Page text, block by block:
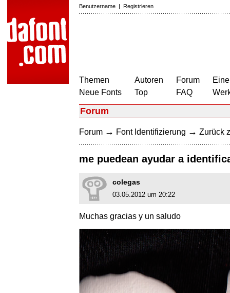
Benutzername | Registrieren
Themen
Neue Fonts
Autoren
Top
Forum
FAQ
Forum
Forum → Font Identifizierung → Zurück
me puedean ayudar a
colegas
03.05.2012 um 20:22
Muchas gracias y un saludo